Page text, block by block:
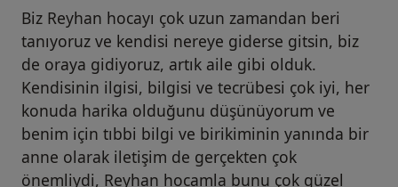
Biz Reyhan hocayı çok uzun zamandan beri
tanıyoruz ve kendisi nereye giderse gitsin, biz
de oraya gidiyoruz, artık aile gibi olduk.
Kendisinin ilgisi, bilgisi ve tecrübesi çok iyi, her
konuda harika olduğunu düşünüyorum ve
benim için tıbbi bilgi ve birikiminin yanında bir
anne olarak iletişim de gerçekten çok
önemliydi, Reyhan hocamla bunu çok güzel